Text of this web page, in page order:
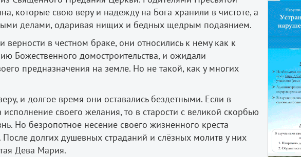
которые свою веру и надежду на Бога хранили в чистоте, а
делами, одаривая нищих и бедных щедрым подаянием.
в честном браке, они относились к нему как к
Божественного домостроительства, и ожидали
предназначения на земле. Но не такой, как у многих
и долгое время они оставались бездетными. Если в
своего желания, то в старости с великой скорбью
Но безропотное несение своего жизненного креста
долгих душевных страданий и слёзных молитв у них
Дева Мария.